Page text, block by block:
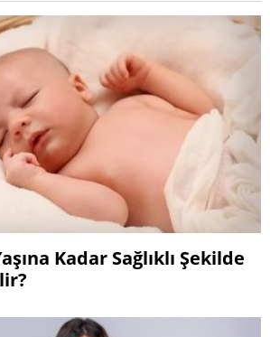
Kadar Sağlıklı Şekilde